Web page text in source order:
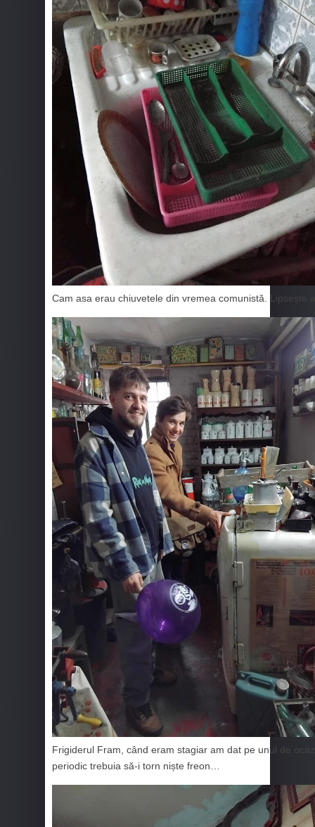
Cam asa erau chiuvetele din vremea comunistă. Lipsește
Frigiderul Fram, când eram stagiar am dat pe unul de
periodic trebuia să-i torn niște freon…